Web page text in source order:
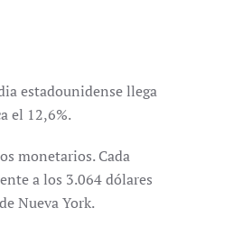
estadounidense llega
el 12,6%.
monetarios. Cada
a los 3.064 dólares
Nueva York.